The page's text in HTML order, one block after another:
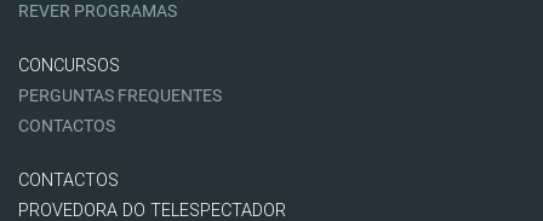
REVER PROGRAMAS
CONCURSOS
PERGUNTAS FREQUENTES
CONTACTOS
CONTACTOS
PROVEDORA DO TELESPECTADOR